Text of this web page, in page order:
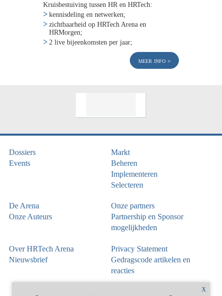
Kruisbestuiving tussen HR en HRTech:
kennisdeling en netwerken;
zichtbaarheid op HRTech Arena en
HRMorgen;
2 live bijeenkomsten per jaar;
meer info
Dossiers
Events
Markt
Beheren
Implementeren
Selecteren
De Arena
Onze Auteurs
Onze partners
Partnership en Sponsor
mogelijkheden
Over HRTech Arena
Nieuwsbrief
Privacy Statement
Gedragscode artikelen en
reacties